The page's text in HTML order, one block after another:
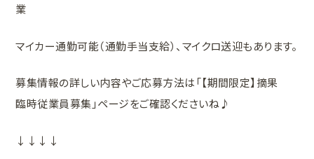
業
マイカー通勤可能（通勤手当支給）、マイクロ送迎もあります。
募集情報の詳しい内容やご応募方法は「【期間限定】摘果
臨時従業員募集」ページをご確認くださいね♪
↓↓↓↓